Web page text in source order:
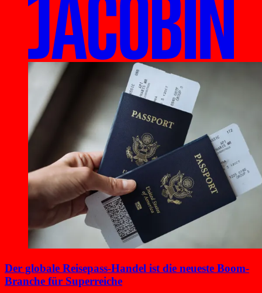
Der globale Reisepass-Handel ist die neueste Boom-
Branche für Superreiche